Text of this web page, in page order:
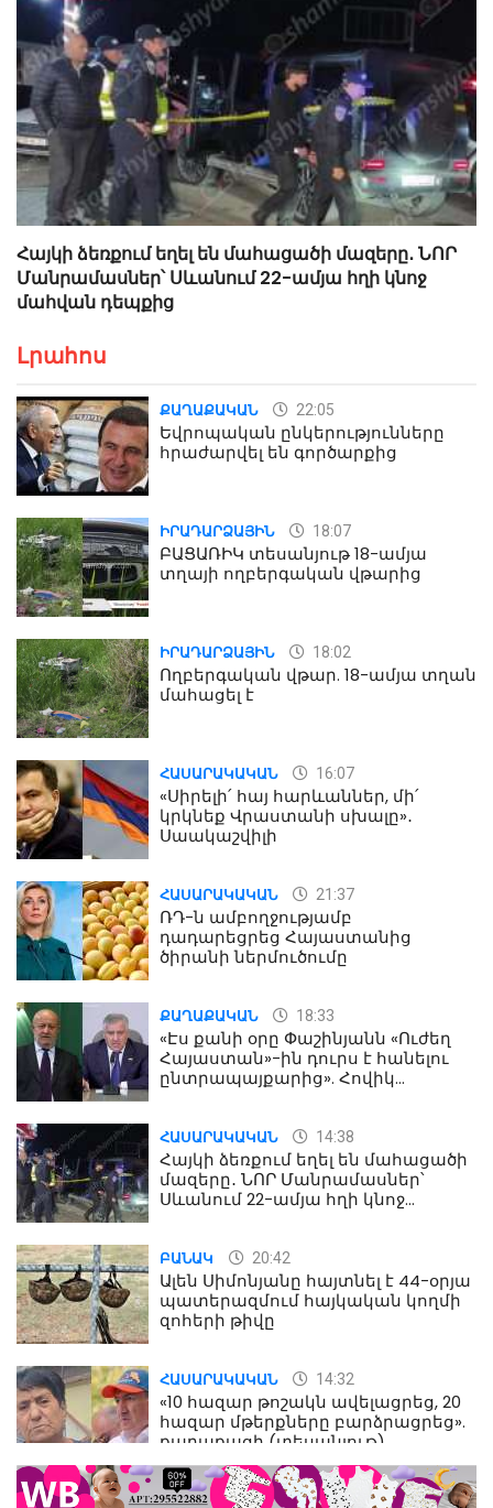
Հայկի ձեռքում եղել են մահացածի մազերը․ ՆՈՐ
Մանրամասներ՝ Սևանում 22-ամյա հղի կնոջ
մահվան դեպքից
Լրահոս
ՔԱՂԱՔԱԿԱՆ 22:05
Եվրոպական ընկերությունները
հրաժարվել են գործարքից
ԻՐԱԴԱՐՁԱՅԻՆ 18:07
ԲԱՑԱՌԻԿ տեսանյութ 18-ամյա
տղայի ողբերգական վթարից
ԻՐԱԴԱՐՁԱՅԻՆ 18:02
Ողբերգական վթար. 18-ամյա տղան
մահացել է
ՀԱՍԱՐԱԿԱԿԱՆ 16:07
«Սիրելի՛ հայ հարևաններ, մի՛
կրկնեք Վրաստանի սխալը»․
Սաակաշվիլի
ՀԱՍԱՐԱԿԱԿԱՆ 21:37
ՌԴ-ն ամբողջությամբ
դադարեցրեց Հայաստանից
ծիրանի ներմուծումը
ՔԱՂԱՔԱԿԱՆ 18:33
«Էս քանի օրը Փաշինյանն «Ուժեղ
Հայաստան»-ին դուրս է հանելու
ընտրապայքարից». Հովիկ
ՀԱՍԱՐԱԿԱԿԱՆ 14:38
Հայկի ձեռքում եղել են մահացածի
մազերը․ ՆՈՐ Մանրամասներ՝
Սևանում 22-ամյա հղի կնոջ
ԲԱՆԱԿ 20:42
Ալեն Սիմոնյանը հայտնել է 44-օրյա
պատերազմում հայկական կողմի
զոհերի թիվը
ՀԱՍԱՐԱԿԱԿԱՆ 14:32
«10 հազար թոշակն ավելացրեց, 20
հազար մթերքները բարձրացրեց».
քաղաքացի (տեսանյութ)
ՔԱՂԱՔԱԿԱՆ 10:52